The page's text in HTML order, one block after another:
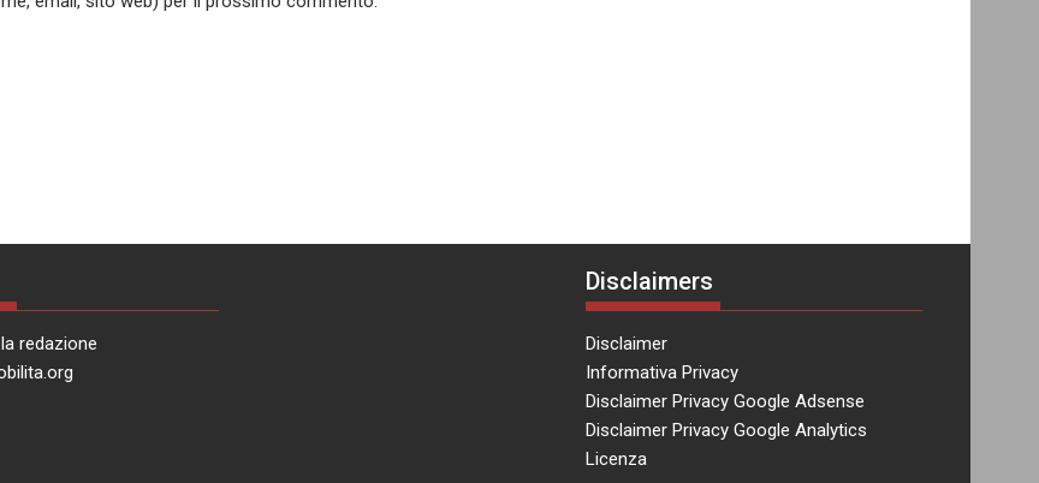
redazione
Disclaimers
Disclaimer
Informativa Privacy
Disclaimer Privacy Google Adsense
Disclaimer Privacy Google Analytics
Licenza